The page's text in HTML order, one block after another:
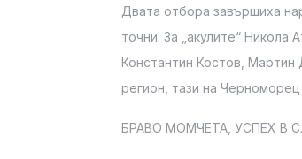
Двата отбора завършиха
точни. За „акулите“ Никола
Константин Костов,
регион, тази на
БРАВО МОМЧЕТА, УСПЕХ В